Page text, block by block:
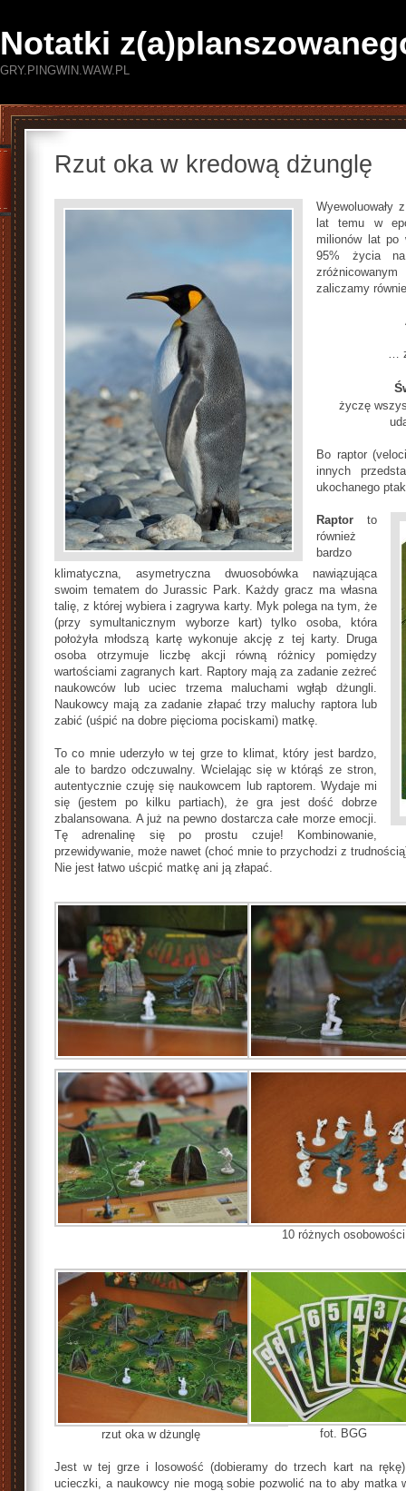
Notatki
GRY.PINGWIN.WAW.PL
Rzut oka w kredową dżunglę
Wyewoluowały
lat temu w
milionów lat po
95% życia
zaliczamy
…
życzę
Bo raptor
innych
ukochanego
Raptor to
również
bardzo
klimatyczna, asymetryczna dwuosobówka nawiązująca
swoim tematem do Jurassic Park. Każdy gracz ma własna
talię, z której wybiera i zagrywa karty. Myk polega na tym, że
(przy symultanicznym wyborze kart) tylko osoba, która
położyła młodszą kartę wykonuje akcję z tej karty. Druga
osoba otrzymuje liczbę akcji równą różnicy pomiędzy
wartościami zagranych kart. Raptory mają za zadanie zeżreć
naukowców lub uciec trzema maluchami wgłąb dżungli.
Naukowcy mają za zadanie złapać trzy maluchy raptora lub
zabić (uśpić na dobre pięcioma pociskami) matkę.
To co mnie uderzyło w tej grze to klimat, który jest bardzo,
ale to bardzo odczuwalny. Wcielając się w którąś ze stron,
autentycznie czuję się naukowcem lub raptorem. Wydaje mi
się (jestem po kilku partiach), że gra jest dość dobrze
zbalansowana. A już na pewno dostarcza całe morze emocji.
Tę adrenalinę się po prostu czuje! Kombinowanie,
przewidywanie, może nawet (choć mnie to przychodzi z
Nie jest łatwo uścpić matkę ani ją złapać.
10 różnych osobowości
rzut oka w dżunglę fot. BGG
Jest w tej grze i losowość (dobieramy do trzech kart na
ucieczki, a naukowcy nie mogą sobie pozwolić na to aby matka